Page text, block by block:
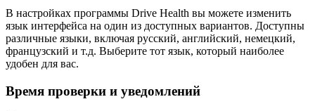
В настройках программы Drive Health вы можете изменить
язык интерфейса на один из доступных вариантов. Доступны
различные языки, включая русский, английский, немецкий,
французский и т.д. Выберите тот язык, который наиболее
удобен для вас.
Время проверки и уведомлений